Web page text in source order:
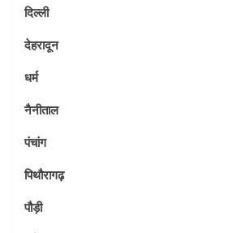
दिल्ली
देहरादून
धर्म
नैनीताल
पंचांग
पिथौरागढ़
पौड़ी